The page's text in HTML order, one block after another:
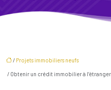
/ Projets immobiliers neufs
/ Obtenir un crédit immobilier à